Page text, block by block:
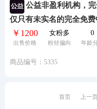
公益非盈利机构，
仅只有未实名的完全免
出售价格
￥1200
粉丝偏向
女粉多
年龄
0
商品编号：5335
首页 上一